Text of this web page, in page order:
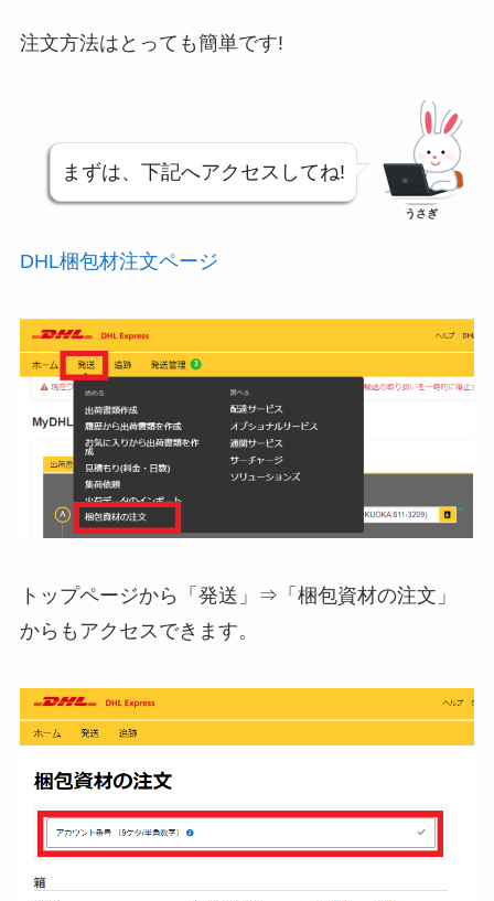
注文方法はとっても簡単です!
まずは、下記へアクセスしてね!
うさぎ
DHL梱包材注文ページ
トップページから「発送」⇒「梱包資材の注文」
からもアクセスできます。